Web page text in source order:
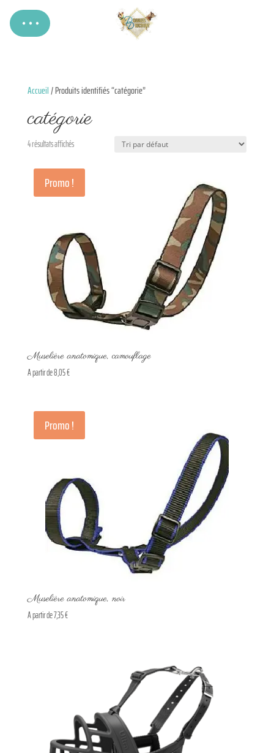
Accueil/ Produits identifiés “catégorie”
catégorie
4 résultats affichés
Promo !
Muselière anatomique, camouflage
A partir de8,05€
Promo !
Muselière anatomique, noir
A partir de7,35€